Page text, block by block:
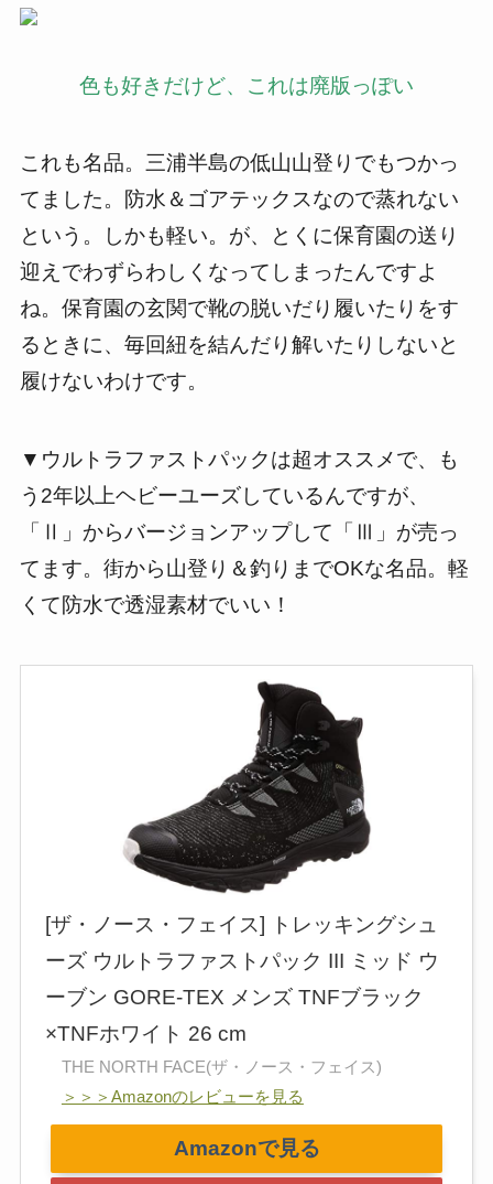
色も好きだけど、これは廃版っぽい
これも名品。三浦半島の低山山登りでもつかっ
てました。防水＆ゴアテックスなので蒸れない
という。しかも軽い。が、とくに保育園の送り
迎えでわずらわしくなってしまったんですよ
ね。保育園の玄関で靴の脱いだり履いたりをす
るときに、毎回紐を結んだり解いたりしないと
履けないわけです。
▼ウルトラファストパックは超オススメで、も
う2年以上ヘビーユーズしているんですが、
「Ⅱ」からバージョンアップして「Ⅲ」が売っ
てます。街から山登り＆釣りまでOKな名品。軽
くて防水で透湿素材でいい！
[ザ・ノース・フェイス] トレッキングシュ
ーズ ウルトラファストパック III ミッド ウ
ーブン GORE-TEX メンズ TNFブラック
×TNFホワイト 26 cm
THE NORTH FACE(ザ・ノース・フェイス)
＞＞＞Amazonのレビューを見る
Amazonで見る